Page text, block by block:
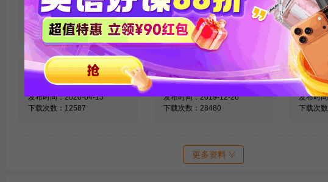
汇10000例精解
发布时间：2020-09-02
下载次数：27431
心基础词汇整理
发布时间：2020-04-15
下载次数：53321
发布时
下载次
法学考博英语高频词
汇word版
发布时间：2020-04-15
下载次数：12587
医学博士英语统考真
题及解析
发布时间：2019-12-26
下载次数：28480
发布时
下载次
更多资料